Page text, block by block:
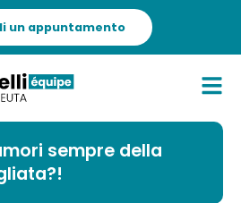
un appuntamento
sempre della